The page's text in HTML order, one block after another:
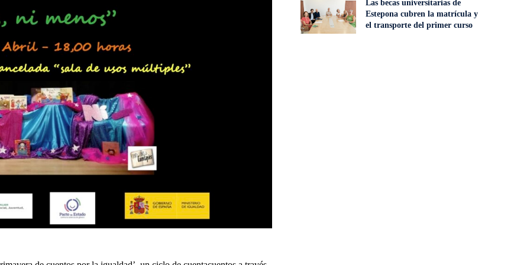
Las becas universitarias de
Estepona cubren la matrícula y
el transporte del primer curso